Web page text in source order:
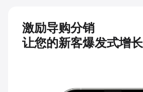
激励导购分销
让您的新客爆发式增长